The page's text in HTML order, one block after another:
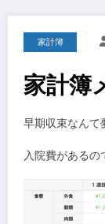
家計簿
家計簿
早期収束なん
入院費があるの